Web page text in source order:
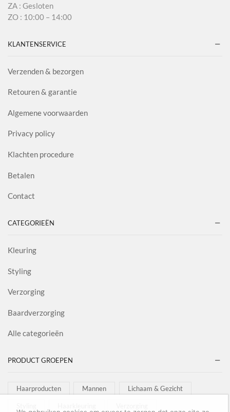
ZA : Gesloten
ZO : 10:00 – 14:00
KLANTENSERVICE
Verzenden & bezorgen
Retouren & garantie
Algemene voorwaarden
Privacy policy
Klachten procedure
Betalen
Contact
CATEGORIEËN
Kleuring
Styling
Verzorging
Baardverzorging
Alle categorieën
PRODUCT GROEPEN
Haarproducten Mannen Lichaam & Gezicht